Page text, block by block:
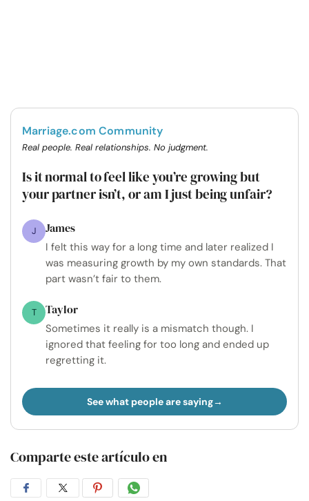
Marriage.com Community
Real people. Real relationships. No judgment.
Is it normal to feel like you’re growing but
your partner isn’t, or am I just being unfair?
J James
I felt this way for a long time and later realized I
was measuring growth by my own standards. That
part wasn’t fair to them.
T Taylor
Sometimes it really is a mismatch though. I
ignored that feeling for too long and ended up
regretting it.
See what people are saying
Comparte este artículo en
CompartirCompartirCompartirCompartir